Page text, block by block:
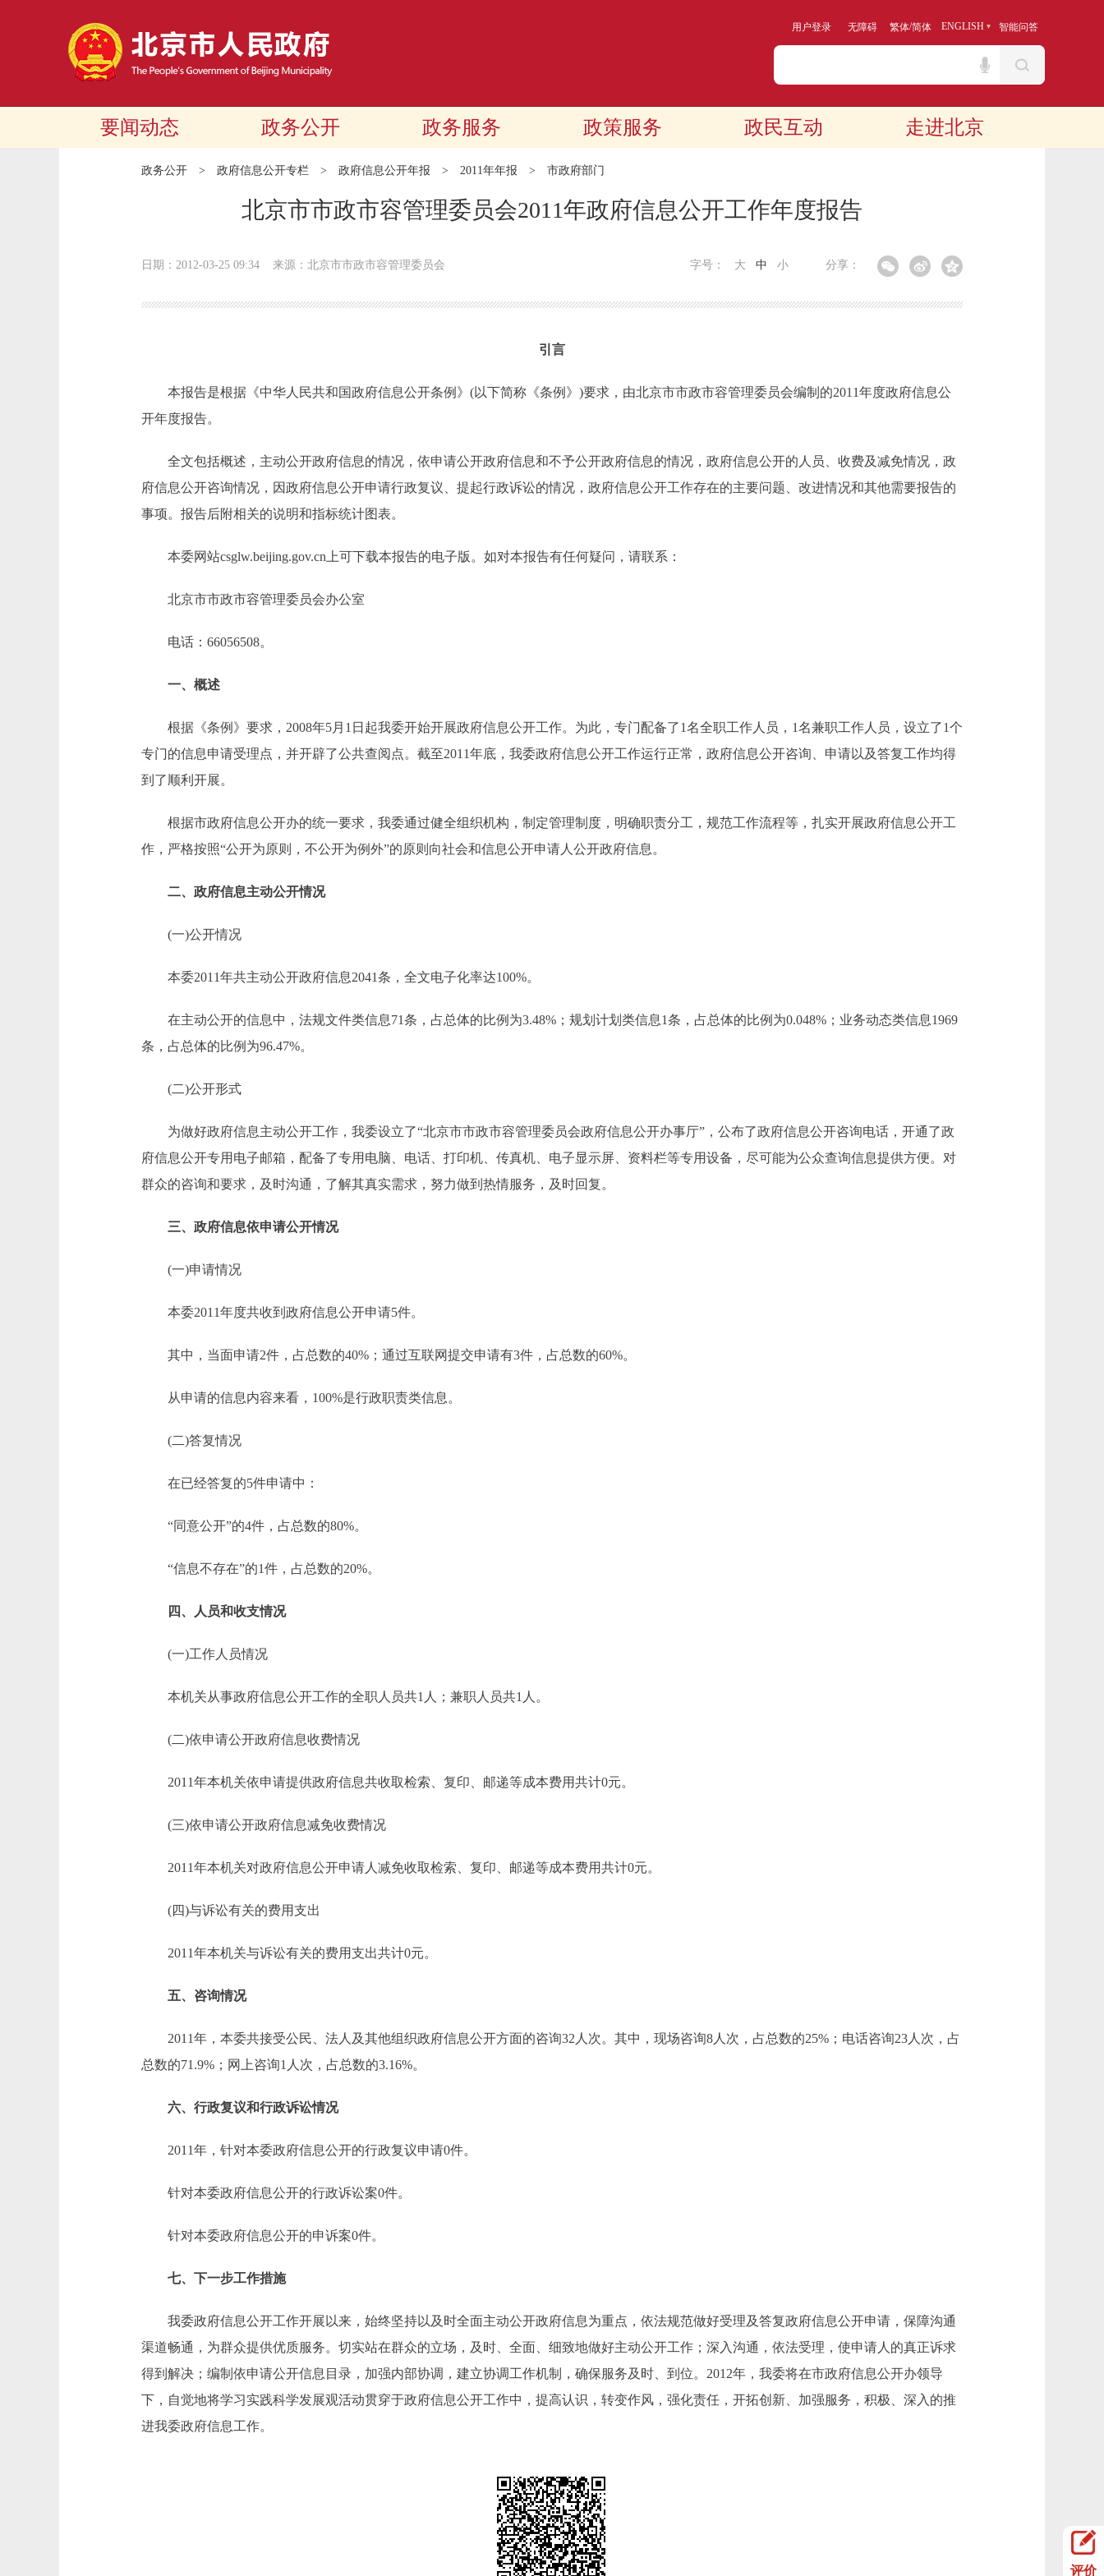
用户登录 无障碍 繁体/简体 ENGLISH 智能问答
要闻动态 政务公开 政务服务 政策服务 政民互动 走进北京
政务公开 > 政府信息公开专栏 > 政府信息公开年报 > 2011年年报 > 市政府部门
北京市市政市容管理委员会2011年政府信息公开工作年度报告
日期：2012-03-25 09:34 来源：北京市市政市容管理委员会 分享：
字号： 大 中 小
引言
本报告是根据《中华人民共和国政府信息公开条例》(以下简称《条例》)要求，由北京市市政市容管理委员会编制的2011年度政府信息公
开年度报告。
全文包括概述，主动公开政府信息的情况，依申请公开政府信息和不予公开政府信息的情况，政府信息公开的人员、收费及减免情况，政
府信息公开咨询情况，因政府信息公开申请行政复议、提起行政诉讼的情况，政府信息公开工作存在的主要问题、改进情况和其他需要报告的
事项。报告后附相关的说明和指标统计图表。
本委网站csglw.beijing.gov.cn上可下载本报告的电子版。如对本报告有任何疑问，请联系：
北京市市政市容管理委员会办公室
电话：66056508。
一、概述
根据《条例》要求，2008年5月1日起我委开始开展政府信息公开工作。为此，专门配备了1名全职工作人员，1名兼职工作人员，设立了1个
专门的信息申请受理点，并开辟了公共查阅点。截至2011年底，我委政府信息公开工作运行正常，政府信息公开咨询、申请以及答复工作均得
到了顺利开展。
根据市政府信息公开办的统一要求，我委通过健全组织机构，制定管理制度，明确职责分工，规范工作流程等，扎实开展政府信息公开工
作，严格按照“公开为原则，不公开为例外”的原则向社会和信息公开申请人公开政府信息。
二、政府信息主动公开情况
(一)公开情况
本委2011年共主动公开政府信息2041条，全文电子化率达100%。
在主动公开的信息中，法规文件类信息71条，占总体的比例为3.48%；规划计划类信息1条，占总体的比例为0.048%；业务动态类信息1969
条，占总体的比例为96.47%。
(二)公开形式
为做好政府信息主动公开工作，我委设立了“北京市市政市容管理委员会政府信息公开办事厅”，公布了政府信息公开咨询电话，开通了政
府信息公开专用电子邮箱，配备了专用电脑、电话、打印机、传真机、电子显示屏、资料栏等专用设备，尽可能为公众查询信息提供方便。对
群众的咨询和要求，及时沟通，了解其真实需求，努力做到热情服务，及时回复。
三、政府信息依申请公开情况
(一)申请情况
本委2011年度共收到政府信息公开申请5件。
其中，当面申请2件，占总数的40%；通过互联网提交申请有3件，占总数的60%。
从申请的信息内容来看，100%是行政职责类信息。
(二)答复情况
在已经答复的5件申请中：
“同意公开”的4件，占总数的80%。
“信息不存在”的1件，占总数的20%。
四、人员和收支情况
(一)工作人员情况
本机关从事政府信息公开工作的全职人员共1人；兼职人员共1人。
(二)依申请公开政府信息收费情况
2011年本机关依申请提供政府信息共收取检索、复印、邮递等成本费用共计0元。
(三)依申请公开政府信息减免收费情况
2011年本机关对政府信息公开申请人减免收取检索、复印、邮递等成本费用共计0元。
(四)与诉讼有关的费用支出
2011年本机关与诉讼有关的费用支出共计0元。
五、咨询情况
2011年，本委共接受公民、法人及其他组织政府信息公开方面的咨询32人次。其中，现场咨询8人次，占总数的25%；电话咨询23人次，占
总数的71.9%；网上咨询1人次，占总数的3.16%。
六、行政复议和行政诉讼情况
2011年，针对本委政府信息公开的行政复议申请0件。
针对本委政府信息公开的行政诉讼案0件。
针对本委政府信息公开的申诉案0件。
七、下一步工作措施
我委政府信息公开工作开展以来，始终坚持以及时全面主动公开政府信息为重点，依法规范做好受理及答复政府信息公开申请，保障沟通
渠道畅通，为群众提供优质服务。切实站在群众的立场，及时、全面、细致地做好主动公开工作；深入沟通，依法受理，使申请人的真正诉求
得到解决；编制依申请公开信息目录，加强内部协调，建立协调工作机制，确保服务及时、到位。2012年，我委将在市政府信息公开办领导
下，自觉地将学习实践科学发展观活动贯穿于政府信息公开工作中，提高认识，转变作风，强化责任，开拓创新、加强服务，积极、深入的推
进我委政府信息工作。
评价